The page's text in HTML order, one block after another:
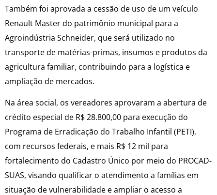
Também foi aprovada a cessão de uso de um veículo
Renault Master do patrimônio municipal para a
Agroindústria Schneider, que será utilizado no
transporte de matérias-primas, insumos e produtos da
agricultura familiar, contribuindo para a logística e
ampliação de mercados.
Na área social, os vereadores aprovaram a abertura de
crédito especial de R$ 28.800,00 para execução do
Programa de Erradicação do Trabalho Infantil (PETI),
com recursos federais, e mais R$ 12 mil para
fortalecimento do Cadastro Único por meio do PROCAD-
SUAS, visando qualificar o atendimento a famílias em
situação de vulnerabilidade e ampliar o acesso a